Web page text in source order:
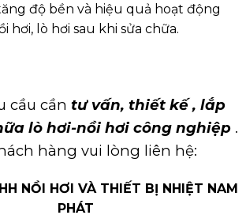
độ bền và hiệu quả hoạt động
hơi, lò hơi sau khi sửa chữa.
cầu cần tư vấn, thiết kế , lắp
lò hơi-nồi hơi công nghiệp .
hàng vui lòng liên hệ:
NỒI HƠI VÀ THIẾT BỊ NHIỆT NAM
PHÁT